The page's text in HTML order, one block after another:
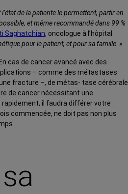
de la patiente le permettent, partir en
et même recommandé dans 99 %
Saghatchian, oncologue à l’hôpital
pour le patient, et pour sa famille. »
cas de cancer avancé avec des
– comme des métastases
fracture –, de métas- tase cérébrale
de cancer nécessitant une
il faudra différer votre
commencée, ne doit pas non plus